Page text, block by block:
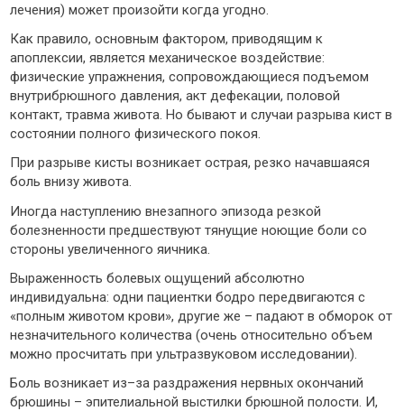
лечения) может произойти когда угодно.
Как правило, основным фактором, приводящим к
апоплексии, является механическое воздействие:
физические упражнения, сопровождающиеся подъемом
внутрибрюшного давления, акт дефекации, половой
контакт, травма живота. Но бывают и случаи разрыва кист в
состоянии полного физического покоя.
При разрыве кисты возникает острая, резко начавшаяся
боль внизу живота.
Иногда наступлению внезапного эпизода резкой
болезненности предшествуют тянущие ноющие боли со
стороны увеличенного яичника.
Выраженность болевых ощущений абсолютно
индивидуальна: одни пациентки бодро передвигаются с
«полным животом крови», другие же – падают в обморок от
незначительного количества (очень относительно объем
можно просчитать при ультразвуковом исследовании).
Боль возникает из–за раздражения нервных окончаний
брюшины – эпителиальной выстилки брюшной полости. И,